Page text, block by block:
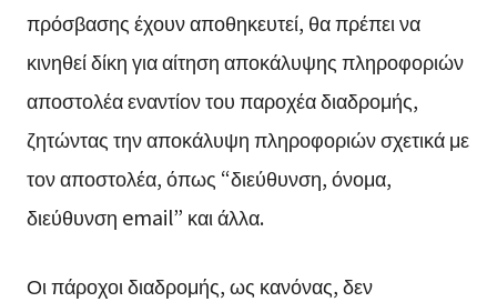
πρόσβασης έχουν αποθηκευτεί, θα πρέπει να
κινηθεί δίκη για αίτηση αποκάλυψης πληροφοριών
αποστολέα εναντίον του παροχέα διαδρομής,
ζητώντας την αποκάλυψη πληροφοριών σχετικά με
τον αποστολέα, όπως “διεύθυνση, όνομα,
διεύθυνση email” και άλλα.
Οι πάροχοι διαδρομής, ως κανόνας, δεν